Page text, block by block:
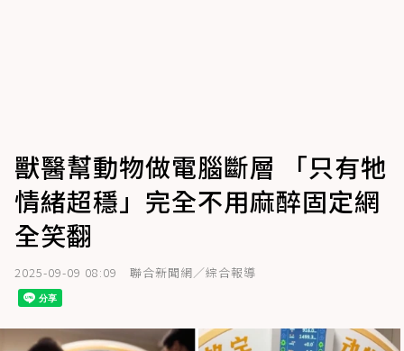
獸醫幫動物做電腦斷層 「只有牠
情緒超穩」完全不用麻醉固定網
全笑翻
2025-09-09 08:09 聯合新聞網／綜合報導